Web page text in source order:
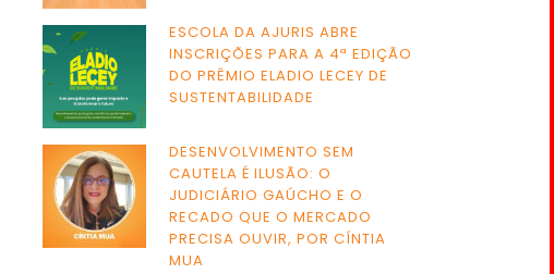
ESCOLA DA AJURIS ABRE
INSCRIÇÕES PARA A 4ª EDIÇÃO
DO PRÊMIO ELADIO LECEY DE
SUSTENTABILIDADE
DESENVOLVIMENTO SEM
CAUTELA É ILUSÃO: O
JUDICIÁRIO GAÚCHO E O
RECADO QUE O MERCADO
PRECISA OUVIR, POR CÍNTIA
MUA